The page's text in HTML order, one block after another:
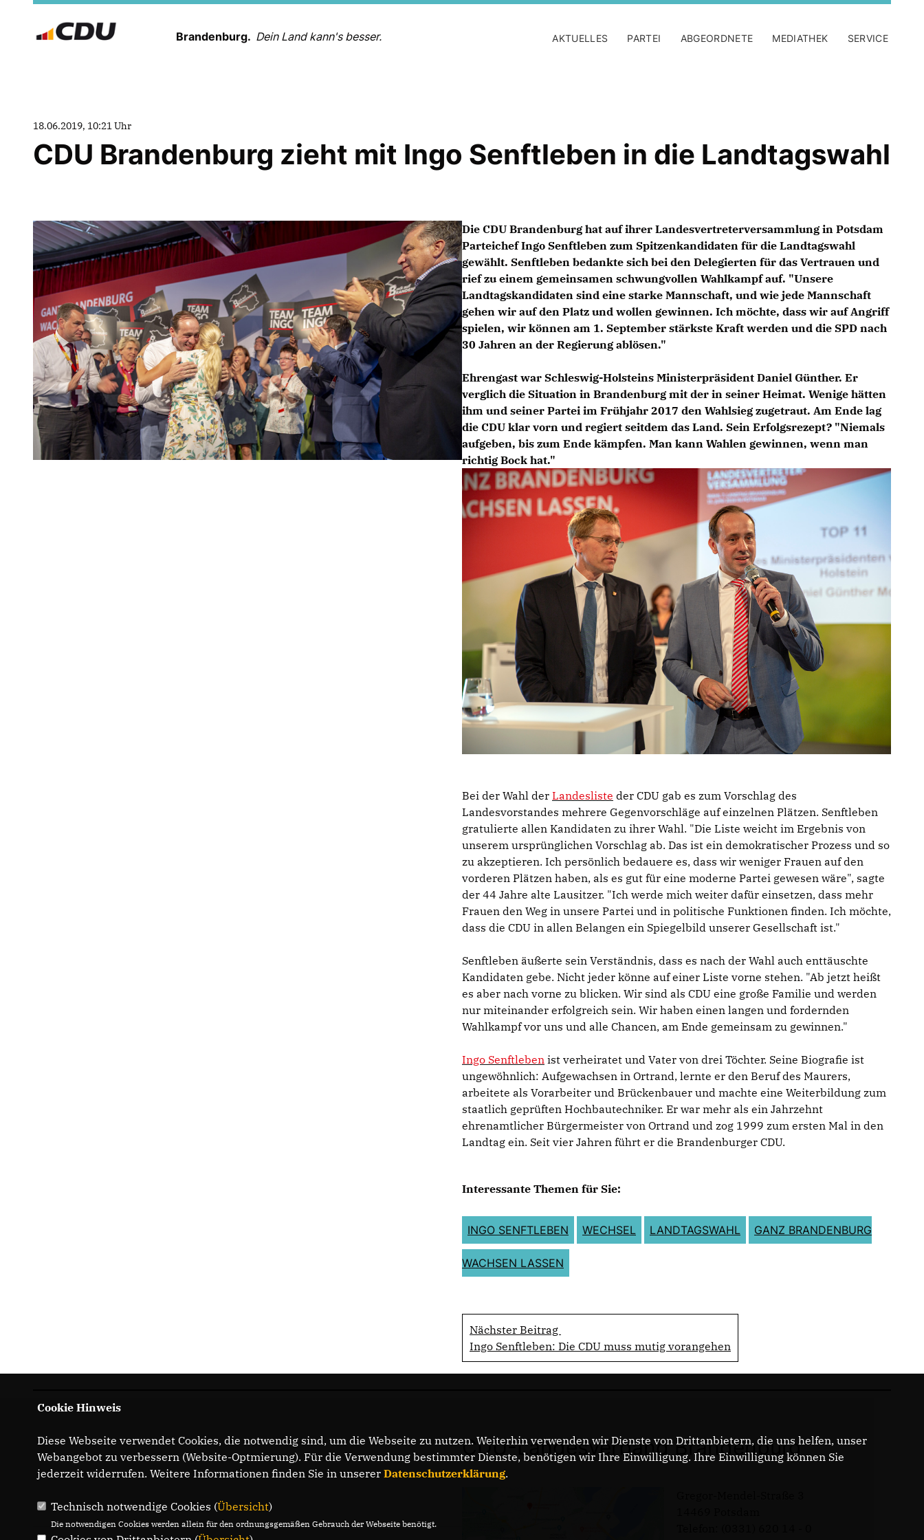
Brandenburg. Dein Land kann's besser. AKTUELLES PARTEI ABGEORDNETE MEDIATHEK SERVICE
18.06.2019, 10:21 Uhr
CDU Brandenburg zieht mit Ingo Senftleben in die Landtagswahl
Die CDU Brandenburg hat auf ihrer Landesvertreterversammlung in Potsdam
Parteichef Ingo Senftleben zum Spitzenkandidaten für die Landtagswahl
gewählt. Senftleben bedankte sich bei den Delegierten für das Vertrauen und
rief zu einem gemeinsamen schwungvollen Wahlkampf auf. "Unsere
Landtagskandidaten sind eine starke Mannschaft, und wie jede Mannschaft
gehen wir auf den Platz und wollen gewinnen. Ich möchte, dass wir auf Angriff
spielen, wir können am 1. September stärkste Kraft werden und die SPD nach
30 Jahren an der Regierung ablösen."
Ehrengast war Schleswig-Holsteins Ministerpräsident Daniel Günther. Er
verglich die Situation in Brandenburg mit der in seiner Heimat. Wenige hätten
ihm und seiner Partei im Frühjahr 2017 den Wahlsieg zugetraut. Am Ende lag
die CDU klar vorn und regiert seitdem das Land. Sein Erfolgsrezept? "Niemals
aufgeben, bis zum Ende kämpfen. Man kann Wahlen gewinnen, wenn man
richtig Bock hat."
Bei der Wahl der Landesliste der CDU gab es zum Vorschlag des
Landesvorstandes mehrere Gegenvorschläge auf einzelnen Plätzen. Senftleben
gratulierte allen Kandidaten zu ihrer Wahl. "Die Liste weicht im Ergebnis von
unserem ursprünglichen Vorschlag ab. Das ist ein demokratischer Prozess und so
zu akzeptieren. Ich persönlich bedauere es, dass wir weniger Frauen auf den
vorderen Plätzen haben, als es gut für eine moderne Partei gewesen wäre", sagte
der 44 Jahre alte Lausitzer. "Ich werde mich weiter dafür einsetzen, dass mehr
Frauen den Weg in unsere Partei und in politische Funktionen finden. Ich möchte,
dass die CDU in allen Belangen ein Spiegelbild unserer Gesellschaft ist."
Senftleben äußerte sein Verständnis, dass es nach der Wahl auch enttäuschte
Kandidaten gebe. Nicht jeder könne auf einer Liste vorne stehen. "Ab jetzt heißt
es aber nach vorne zu blicken. Wir sind als CDU eine große Familie und werden
nur miteinander erfolgreich sein. Wir haben einen langen und fordernden
Wahlkampf vor uns und alle Chancen, am Ende gemeinsam zu gewinnen."
Ingo Senftleben ist verheiratet und Vater von drei Töchter. Seine Biografie ist
ungewöhnlich: Aufgewachsen in Ortrand, lernte er den Beruf des Maurers,
arbeitete als Vorarbeiter und Brückenbauer und machte eine Weiterbildung zum
staatlich geprüften Hochbautechniker. Er war mehr als ein Jahrzehnt
ehrenamtlicher Bürgermeister von Ortrand und zog 1999 zum ersten Mal in den
Landtag ein. Seit vier Jahren führt er die Brandenburger CDU.
Interessante Themen für Sie:
INGO SENFTLEBEN WECHSEL LANDTAGSWAHL GANZ BRANDENBURG
WACHSEN LASSEN
Nächster Beitrag
Ingo Senftleben: Die CDU muss mutig vorangehen
CDU-Landesverband Brandenburg
Cookie Hinweis
Diese Webseite verwendet Cookies, die notwendig sind, um die Webseite zu nutzen. Weiterhin verwenden wir Dienste von Drittanbietern, die uns helfen, unser
Webangebot zu verbessern (Website-Optmierung). Für die Verwendung bestimmter Dienste, benötigen wir Ihre Einwilligung. Ihre Einwilligung können Sie
jederzeit widerrufen. Weitere Informationen finden Sie in unserer Datenschutzerklärung.
Technisch notwendige Cookies (Übersicht)
Die notwendigen Cookies werden allein für den ordnungsgemäßen Gebrauch der Webseite benötigt.